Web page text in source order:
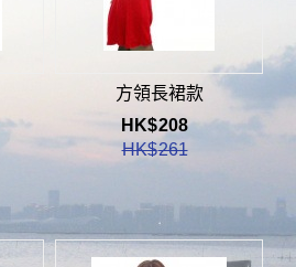
方領長裙款
HK$208
HK$261